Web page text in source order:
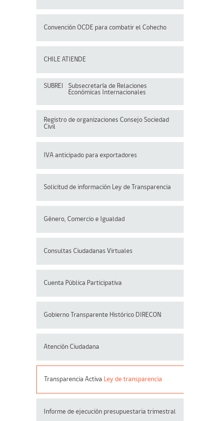
Convención OCDE para combatir el Cohecho
CHILE ATIENDE
SUBREI
Subsecretaría de Relaciones
Económicas Internacionales
Registro de organizaciones Consejo Sociedad
Civil
IVA anticipado para exportadores
Solicitud de información Ley de Transparencia
Género, Comercio e Igualdad
Consultas Ciudadanas Virtuales
Cuenta Pública Participativa
Gobierno Transparente Histórico DIRECON
Atención Ciudadana
Transparencia Activa Ley de transparencia
Informe de ejecución presupuestaria trimestral